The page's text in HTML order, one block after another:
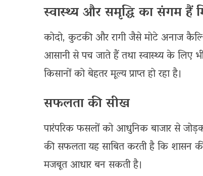
स्वास्थ्य और समृद्धि का संगम हैं
कोदो, कुटकी और रागी जैसे मोटे अनाज
आसानी से पच जाते हैं तथा स्वास्थ्य के लिए
किसानों को बेहतर मूल्य प्राप्त हो रहा है।
सफलता की सीख
पारंपरिक फसलों को आधुनिक बाजार से
की सफलता यह साबित करती है कि शासन
मजबूत आधार बन सकती है।